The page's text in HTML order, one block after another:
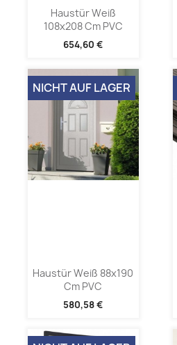
Haustür Weiß
108x208 Cm PVC
654,60 €
Haustür Weiß 88x190
Cm PVC
580,58 €
NICHT AUF LAGER